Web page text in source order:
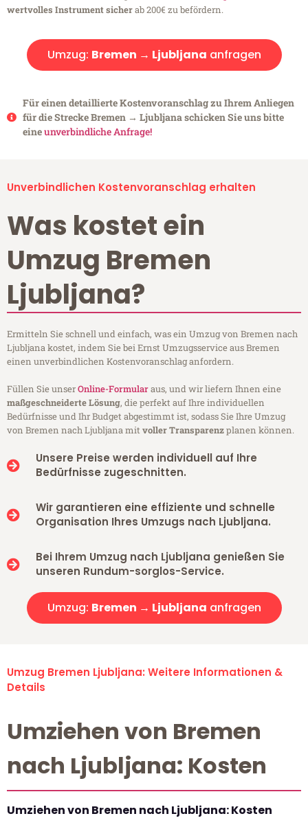
wertvolles Instrument sicherab 200€ zu befördern.
Umzug: Bremen → Ljubljana anfragen
Für einen detaillierte Kostenvoranschlag zu Ihrem Anliegen
für die Strecke Bremen → Ljubljana schicken Sie uns bitte
eineunverbindliche Anfrage!
Unverbindlichen Kostenvoranschlag erhalten
Was kostet ein
Umzug Bremen
Ljubljana?
Ermitteln Sie schnell und einfach, was ein Umzug von Bremen nach
Ljubljana kostet, indem Sie bei Ernst Umzugsservice aus Bremen
einen unverbindlichen Kostenvoranschlag anfordern.
Füllen Sie unserOnline-Formularaus, und wir liefern Ihnen eine
maßgeschneiderte Lösung, die perfekt auf Ihre individuellen
Bedürfnisse und Ihr Budget abgestimmt ist, sodass Sie Ihre Umzug
von Bremen nach Ljubljana mitvoller Transparenzplanen können.
Unsere Preise werden individuell auf Ihre
Bedürfnisse zugeschnitten.
Wir garantieren eine effiziente und schnelle
Organisation Ihres Umzugs nach Ljubljana.
Bei Ihrem Umzug nach Ljubljana genießen Sie
unseren Rundum-sorglos-Service.
Umzug: Bremen → Ljubljana anfragen
Umzug Bremen Ljubljana: Weitere Informationen &
Details
Umziehen von Bremen
nach Ljubljana: Kosten
Umziehen von Bremen nach Ljubljana: Kosten